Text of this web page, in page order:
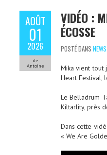
AOÛT
01
2026
de
Antoine
VIDÉO :
ÉCOSSE
POSTÉ DANS NEWS
Mika vient tout
Heart Festival,
Le Belladrum
Kiltarlity, près
Dans cette
« We Are